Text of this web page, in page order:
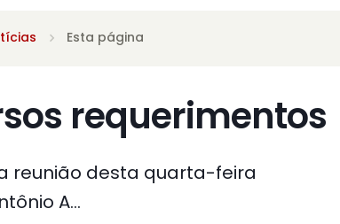
Esta página
requerimentos
reunião desta quarta-feira
A...